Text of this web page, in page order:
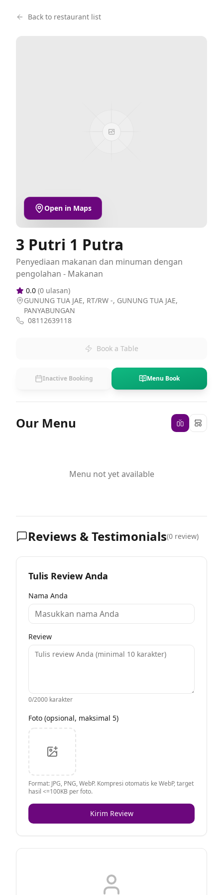
Back to restaurant list
Open in Maps
3 Putri 1 Putra
Penyediaan makanan dan minuman dengan
pengolahan - Makanan
0.0 (0 ulasan)
GUNUNG TUA JAE, RT/RW -, GUNUNG TUA JAE,
PANYABUNGAN
08112639118
Book a Table
Inactive Booking Menu Book
Our Menu
Menu not yet available
Reviews & Testimonials(0 review)
Tulis Review Anda
Nama Anda
Review
0/2000 karakter
Foto (opsional, maksimal 5)
Format: JPG, PNG, WebP. Kompresi otomatis ke WebP, target
hasil <=100KB per foto.
Kirim Review